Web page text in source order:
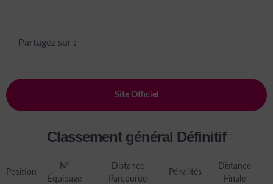
Partagez sur :
Site Officiel
Classement général Définitif
Position
N°
Équipage
Distance
Parcourue
Pénalités
Distance
Finale